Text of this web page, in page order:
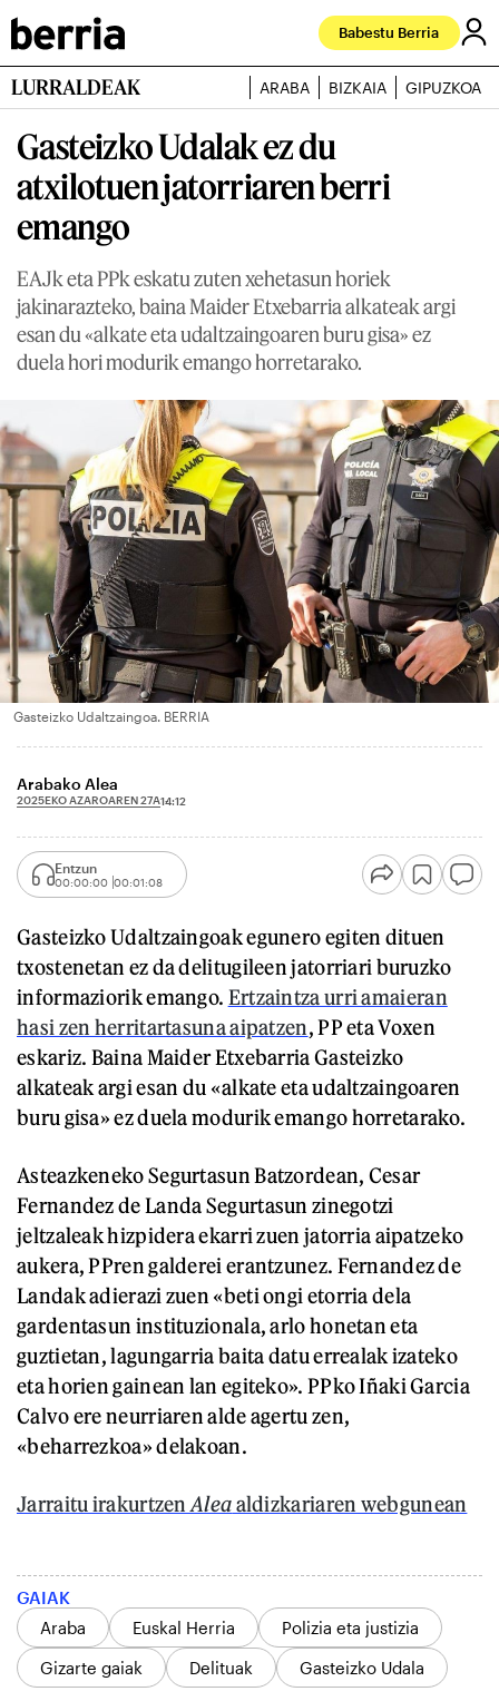
Babestu Berria
LURRALDEAK ARABA BIZKAIA GIPUZKOA
Gasteizko Udalak ez du
atxilotuen jatorriaren berri
emango
EAJk eta PPk eskatu zuten xehetasun horiek
jakinarazteko, baina Maider Etxebarria alkateak argi
esan du «alkate eta udaltzaingoaren buru gisa» ez
duela hori modurik emango horretarako.
Gasteizko Udaltzaingoa. BERRIA
Arabako Alea
2025EKO AZAROAREN 27A14:12
Entzun
00:00:00 00:01:08
Gasteizko Udaltzaingoak egunero egiten dituen
txostenetan ez da delitugileen jatorriari buruzko
informaziorik emango. Ertzaintza urri amaieran
hasi zen herritartasuna aipatzen, PP eta Voxen
eskariz. Baina Maider Etxebarria Gasteizko
alkateak argi esan du «alkate eta udaltzaingoaren
buru gisa» ez duela modurik emango horretarako.
Asteazkeneko Segurtasun Batzordean, Cesar
Fernandez de Landa Segurtasun zinegotzi
jeltzaleak hizpidera ekarri zuen jatorria aipatzeko
aukera, PPren galderei erantzunez. Fernandez de
Landak adierazi zuen «beti ongi etorria dela
gardentasun instituzionala, arlo honetan eta
guztietan, lagungarria baita datu errealak izateko
eta horien gainean lan egiteko». PPko Iñaki Garcia
Calvo ere neurriaren alde agertu zen,
«beharrezkoa» delakoan.
Jarraitu irakurtzen Aleaaldizkariaren webgunean
GAIAK
Araba
Euskal Herria
Polizia eta justizia
Gizarte gaiak
Delituak Gasteizko Udala